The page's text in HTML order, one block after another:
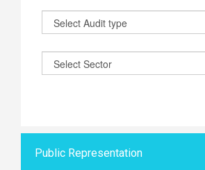
Public Representation